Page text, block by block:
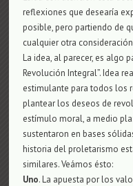
reflexiones que desearía
posible, pero partiendo de
cualquier otra
La idea, al parecer, es algo
Revolución Integral”. Idea
estimulante para todos los
plantear los deseos de
estímulo moral, a medio
sustentaron en bases
historia del proletarismo
similares. Veámos ésto:
Uno. La apuesta por los